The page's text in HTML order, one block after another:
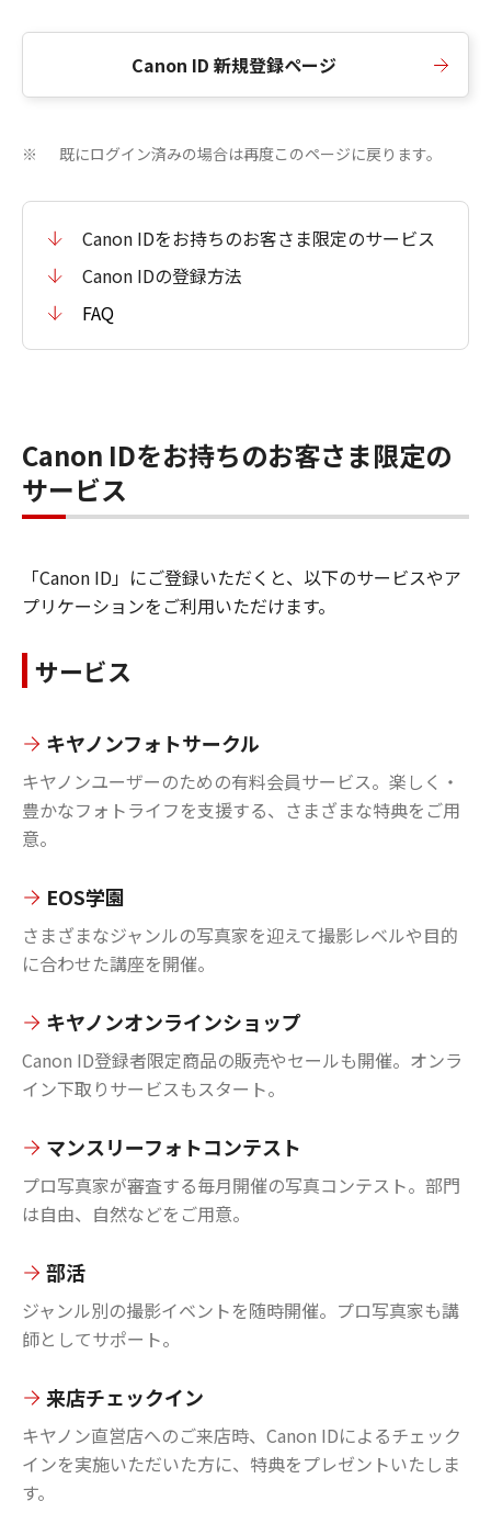
Canon ID 新規登録ページ
※ 既にログイン済みの場合は再度このページに戻ります。
Canon IDをお持ちのお客さま限定のサービス
Canon IDの登録方法
FAQ
Canon IDをお持ちのお客さま限定の
サービス
「Canon ID」にご登録いただくと、以下のサービスやア
プリケーションをご利用いただけます。
サービス
キヤノンフォトサークル
キヤノンユーザーのための有料会員サービス。楽しく・
豊かなフォトライフを支援する、さまざまな特典をご用
意。
EOS学園
さまざまなジャンルの写真家を迎えて撮影レベルや目的
に合わせた講座を開催。
キヤノンオンラインショップ
Canon ID登録者限定商品の販売やセールも開催。オンラ
イン下取りサービスもスタート。
マンスリーフォトコンテスト
プロ写真家が審査する毎月開催の写真コンテスト。部門
は自由、自然などをご用意。
部活
ジャンル別の撮影イベントを随時開催。プロ写真家も講
師としてサポート。
来店チェックイン
キヤノン直営店へのご来店時、Canon IDによるチェック
インを実施いただいた方に、特典をプレゼントいたしま
す。